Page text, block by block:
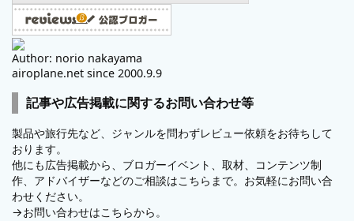
Author: norio nakayama
airoplane.net since 2000.9.9
記事や広告掲載に関するお問い合わせ等
製品や旅行先など、ジャンルを問わずレビュー依頼をお待ちして
おります。
他にも広告掲載から、ブロガーイベント、取材、コンテンツ制
作、アドバイザーなどのご相談はこちらまで。お気軽にお問い合
わせください。
→お問い合わせはこちらから。